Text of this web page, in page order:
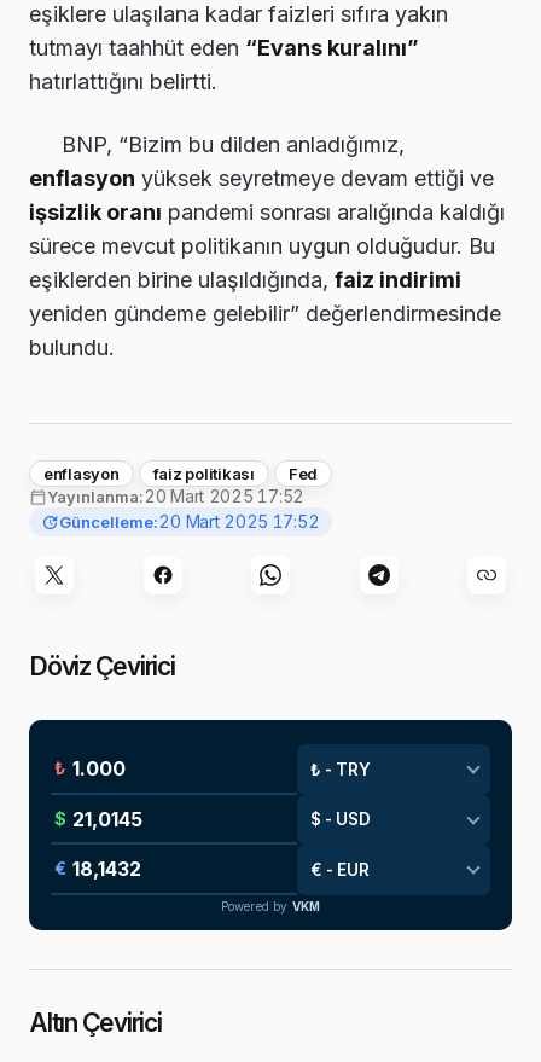
eşiklere ulaşılana kadar faizleri sıfıra yakın
tutmayı taahhüt eden “Evans kuralını”
hatırlattığını belirtti.
BNP, “Bizim bu dilden anladığımız,
enflasyon yüksek seyretmeye devam ettiği ve
işsizlik oranı pandemi sonrası aralığında kaldığı
sürece mevcut politikanın uygun olduğudur. Bu
eşiklerden birine ulaşıldığında, faiz indirimi
yeniden gündeme gelebilir” değerlendirmesinde
bulundu.
enflasyon faiz politikası
Fed
Yayınlanma:20 Mart 2025 17:52
Güncelleme:20 Mart 2025 17:52
Döviz Çevirici
₺
$
€
Powered by VKM
Altın Çevirici